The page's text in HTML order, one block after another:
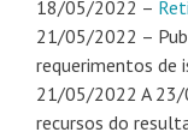
18/05/2022 –
21/05/2022 –
requerimentos de
21/05/2022 A
recursos do